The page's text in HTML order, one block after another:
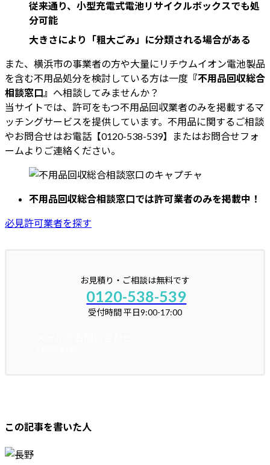
従来通り、小型充電式電池リサイクルボックスでも処
分可能
大きさにより「粗大ごみ」に分類される場合がある
また、横浜市の事業者の方や大量にリチウムイオン電池製品
を含む不用品処分を検討している方は一度 『不用品回収総合
相談窓口』 へ相談してみませんか？
当サイトでは、許可をもつ不用品回収業者のみを掲載するマ
ッチングサービスを提供しています。不用品に関するご相談
やお問合せはお電話【0120-538-539】またはお問合せフォ
ームよりご連絡ください。
不用品回収総合相談窓口では許可業者のみを掲載中！
必見許可業者を探す
お見積り・ご相談は無料です
0120-538-539
受付時間 平日9:00-17:00
この記事を書いた人